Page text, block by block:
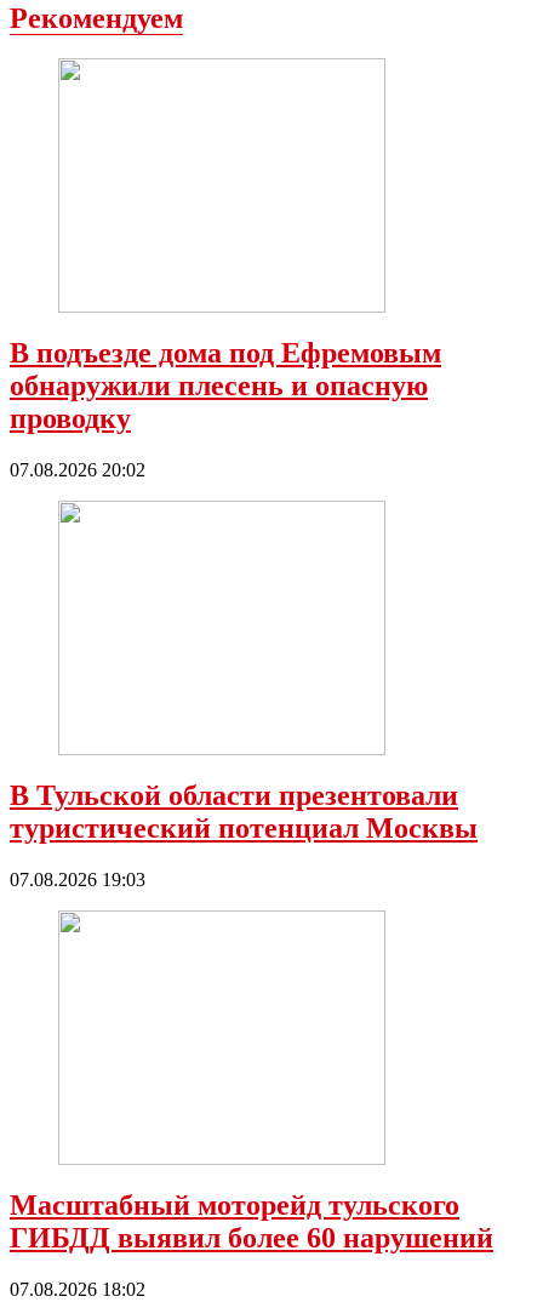
Рекомендуем
В подъезде дома под Ефремовым
обнаружили плесень и опасную
проводку
07.08.2026 20:02
В Тульской области презентовали
туристический потенциал Москвы
07.08.2026 19:03
Масштабный моторейд тульского
ГИБДД выявил более 60 нарушений
07.08.2026 18:02